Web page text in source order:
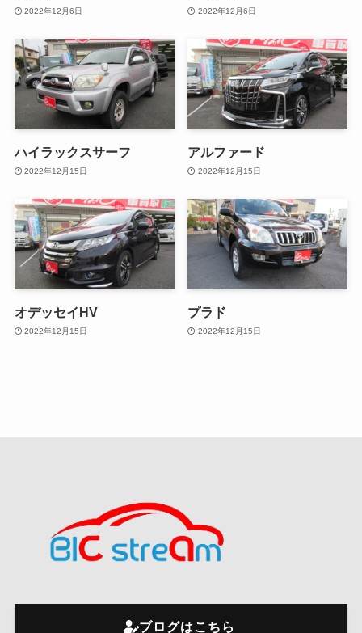
2022年12月6日 2022年12月6日
ハイラックスサーフ
2022年12月15日
アルファード
2022年12月15日
オデッセイHV
2022年12月15日
プラド
2022年12月15日
ブログはこちら